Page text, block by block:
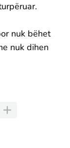
nuk bëhet
nuk dihen